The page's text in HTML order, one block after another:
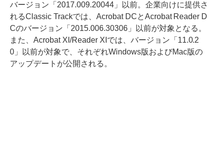
バージョン「2017.009.20044」以前。企業向けに提供さ
れるClassic Trackでは、Acrobat DCとAcrobat Reader D
Cのバージョン「2015.006.30306」以前が対象となる。
また、Acrobat XI/Reader XIでは、バージョン「11.0.2
0」以前が対象で、それぞれWindows版およびMac版の
アップデートが公開される。